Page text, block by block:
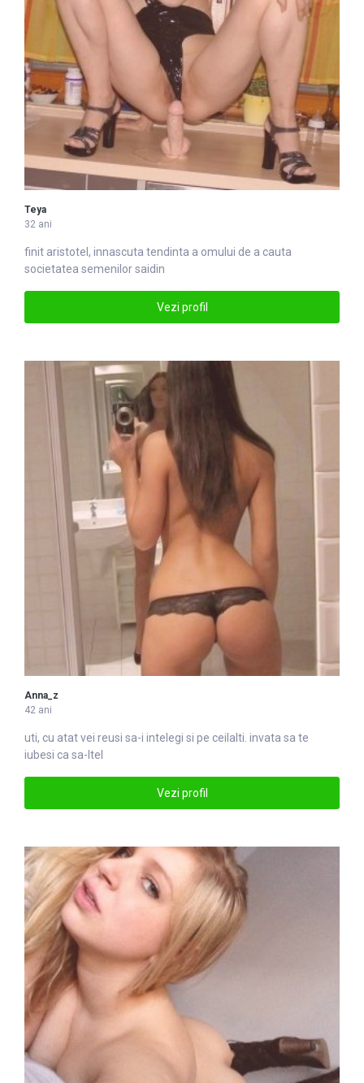
Teya
32 ani
finit aristotel, innascuta tendinta a omului de a cauta
societatea semenilor saidin
Vezi profil
Anna_z
42 ani
uti, cu atat vei reusi sa-i intel egi si pe ceilalti. invata sa te
iubesi ca sa-ltel
Vezi profil